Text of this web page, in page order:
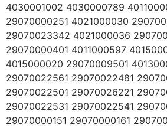
4030001002 4030000789
29070000251 4021000030
29070023342 4021000036
29070000401 4011000597
4015000020 29070009501
29070022561 29070022481
29070022501 29070026221
29070022531 29070022541
29070000151 29070000161